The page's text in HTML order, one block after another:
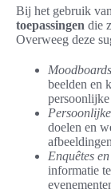
Bij het gebruik
toepassingen die
Overweeg deze
Moodboards
beelden en
doelen en
Enquêtes
informatie